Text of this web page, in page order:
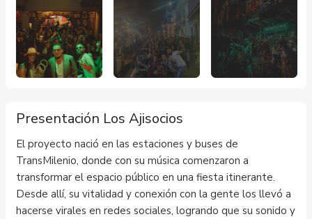
Presentación Los Ajisocios
El proyecto nació en las estaciones y buses de
TransMilenio, donde con su música comenzaron a
transformar el espacio público en una fiesta itinerante.
Desde allí, su vitalidad y conexión con la gente los llevó a
hacerse virales en redes sociales, logrando que su sonido y